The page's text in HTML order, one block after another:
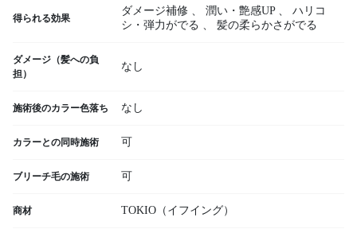
得られる効果
ダメージ補修 、 潤い・艶感UP 、
ハリコ
シ・弾力がでる 、 髪の柔らかさがでる
ダメージ（髪への負
担）
なし
施術後のカラー色落ち なし
カラーとの同時施術 可
ブリーチ毛の施術 可
商材 TOKIO（イフイング）